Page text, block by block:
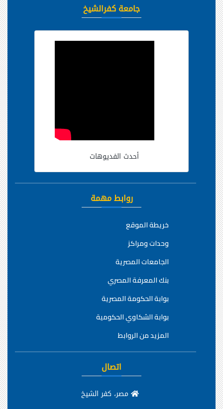
جامعة كفرالشيخ
أحدث الفديوهات
روابط مهمة
خريطة الموقع
وحدات ومراكز
الجامعات المصرية
بنك المعرفة المصري
بوابة الحكومة المصرية
بوابة الشكاوي الحكومية
المزيد من الروابط
اتصال
مصر، كفر الشيخ